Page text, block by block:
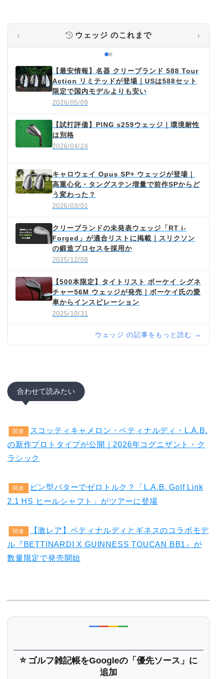
‹ ウェッジ のこれまで ›
【最安情報】名器 クリーブランド 588 Tour
Action リミテッドが登場｜USは588セット
限定で国内モデルよりも安い
2026/05/09
【試打評価】PING s259ウェッジ｜環境耐性
は別格
2026/04/24
キャロウェイ Opus SP+ ウェッジが登場｜
高重心化・タングステン増量で前作SPからど
う変わった？
2026/03/01
クリーブランドの未発表ウェッジ「RT i-
Forged」が適合リストに掲載｜スリクソン
の鍛造プロセスを採用か
2025/12/08
【500本限定】タイトリスト ボーケイ シグネ
チャー56M ウェッジが発売｜ボーケイ氏の愛
車からインスピレーション
2025/10/31
ウェッジ の記事をもっと読む →
合わせて読みたい
関連
スコッティキャメロン・ベティナルディ・L.A.B.
の新作プロトタイプが公開｜2026年コグニザント・ク
ラシック
関連
ピン型パターでゼロトルク？「L.A.B. Golf Link
2.1 HS ヒールシャフト」がツアーに登場
関連
【激レア】ベティナルディとギネスのコラボモデ
ル『BETTINARDI X GUINNESS TOUCAN BB1』が
数量限定で発売開始
⭐ ゴルフ雑記帳をGoogleの「優先ソース」に
追加